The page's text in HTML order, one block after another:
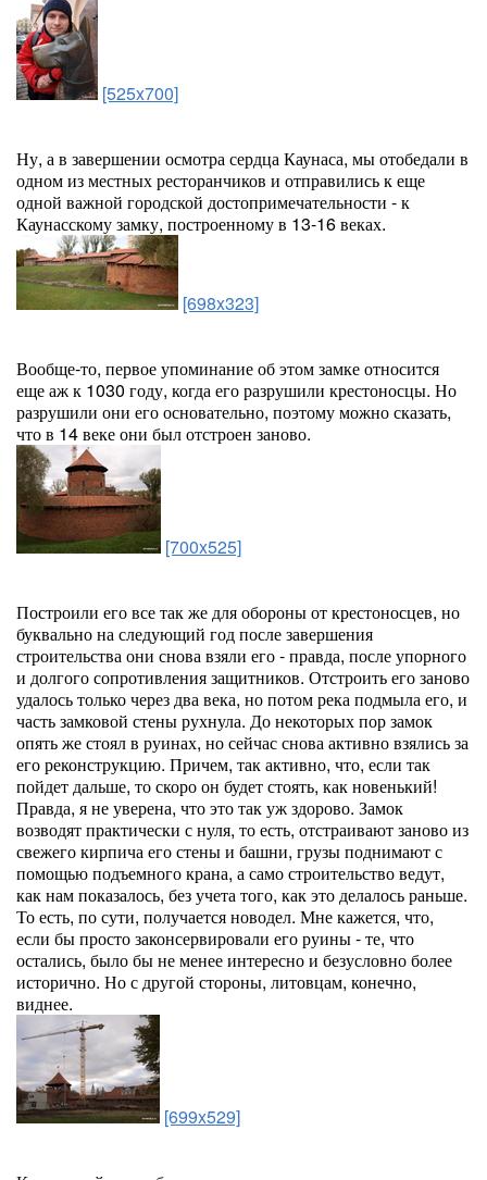
[525x700]
Ну, а в завершении осмотра сердца Каунаса, мы отобедали в
одном из местных ресторанчиков и отправились к еще
одной важной городской достопримечательности - к
Каунасскому замку, построенному в 13-16 веках.
[698x323]
Вообще-то, первое упоминание об этом замке относится
еще аж к 1030 году, когда его разрушили крестоносцы. Но
разрушили они его основательно, поэтому можно сказать,
что в 14 веке они был отстроен заново.
[700x525]
Построили его все так же для обороны от крестоносцев, но
буквально на следующий год после завершения
строительства они снова взяли его - правда, после упорного
и долгого сопротивления защитников. Отстроить его заново
удалось только через два века, но потом река подмыла его, и
часть замковой стены рухнула. До некоторых пор замок
опять же стоял в руинах, но сейчас снова активно взялись за
его реконструкцию. Причем, так активно, что, если так
пойдет дальше, то скоро он будет стоять, как новенький!
Правда, я не уверена, что это так уж здорово. Замок
возводят практически с нуля, то есть, отстраивают заново из
свежего кирпича его стены и башни, грузы поднимают с
помощью подъемного крана, а само строительство ведут,
как нам показалось, без учета того, как это делалось раньше.
То есть, по сути, получается новодел. Мне кажется, что,
если бы просто законсервировали его руины - те, что
остались, было бы не менее интересно и безусловно более
исторично. Но с другой стороны, литовцам, конечно,
виднее.
[699x529]